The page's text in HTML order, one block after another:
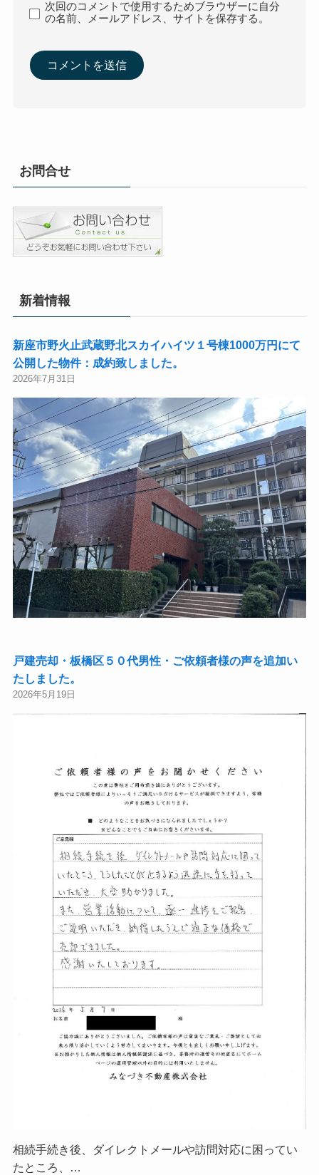
次回のコメントで使用するためブラウザーに自分
の名前、メールアドレス、サイトを保存する。
お問合せ
新着情報
新座市野火止武蔵野北スカイハイツ１号棟1000万円にて
公開した物件：成約致しました。
2026年7月31日
戸建売却・板橋区５０代男性・ご依頼者様の声を追加い
たしました。
2026年5月19日
相続手続き後、ダイレクトメールや訪問対応に困ってい
たところ、…